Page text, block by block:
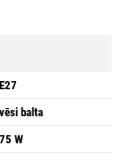
E27
vēsi balta
75 W